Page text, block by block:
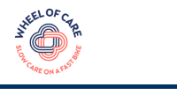
Overslaan naar inhoud